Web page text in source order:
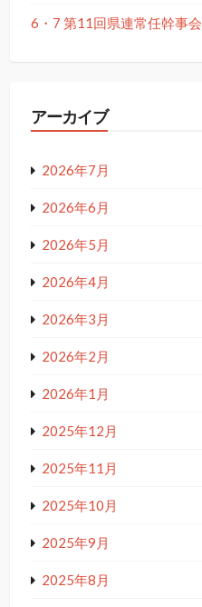
6・7 第11回県連常任幹事会
アーカイブ
2026年7月
2026年6月
2026年5月
2026年4月
2026年3月
2026年2月
2026年1月
2025年12月
2025年11月
2025年10月
2025年9月
2025年8月